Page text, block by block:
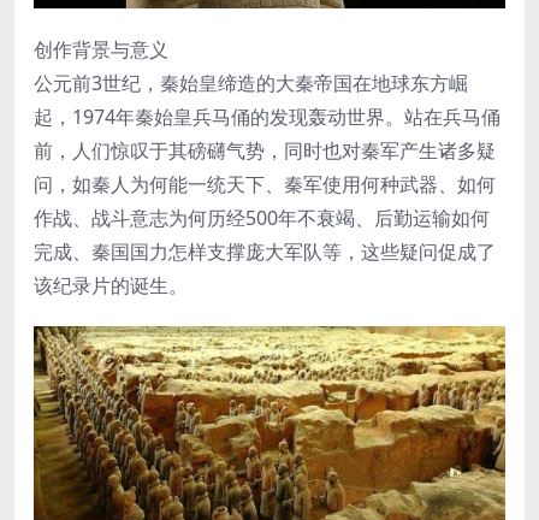
创作背景与意义
公元前3世纪，秦始皇缔造的大秦帝国在地球东方崛
起，1974年秦始皇兵马俑的发现轰动世界。站在兵马俑
前，人们惊叹于其磅礴气势，同时也对秦军产生诸多疑
问，如秦人为何能一统天下、秦军使用何种武器、如何
作战、战斗意志为何历经500年不衰竭、后勤运输如何
完成、秦国国力怎样支撑庞大军队等，这些疑问促成了
该纪录片的诞生。